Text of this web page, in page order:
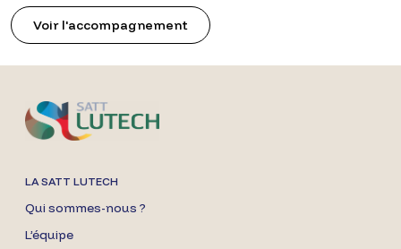
Voir l'accompagnement
LA SATT LUTECH
Qui sommes-nous ?
L’équipe